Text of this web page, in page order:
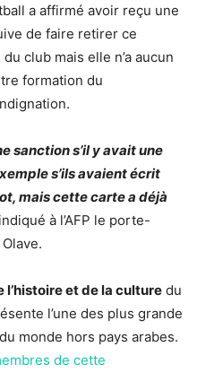
a affirmé avoir reçu une
de faire retirer ce
club mais elle n’a aucun
formation du
sanction s’il y avait une
s’ils avaient écrit
mais cette carte a déjà
à l’AFP le porte-
et de la culture du
l’une des plus grande
monde hors pays arabes.
de cette